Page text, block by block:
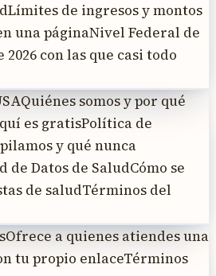
Límites de ingresos y montos
una páginaNivel Federal de
2026 con las que casi todo
Quiénes somos y por qué
es gratisPolítica de
y qué nunca
de Datos de SaludCómo se
de saludTérminos del
Ofrece a quienes atiendes una
tu propio enlaceTérminos